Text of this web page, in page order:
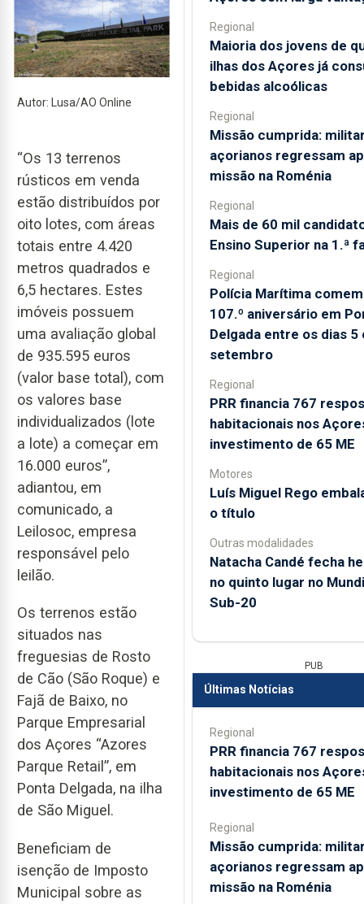
Autor: Lusa/AO Online
“Os 13 terrenos
rústicos em venda
estão distribuídos por
oito lotes, com áreas
totais entre 4.420
metros quadrados e
6,5 hectares. Estes
imóveis possuem
uma avaliação global
de 935.595 euros
(valor base total), com
os valores base
individualizados (lote
a lote) a começar em
16.000 euros”,
adiantou, em
comunicado, a
Leilosoc, empresa
responsável pelo
leilão.
Os terrenos estão
situados nas
freguesias de Rosto
de Cão (São Roque) e
Fajã de Baixo, no
Parque Empresarial
dos Açores “Azores
Parque Retail”, em
Ponta Delgada, na ilha
de São Miguel.
Beneficiam de
isenção de Imposto
Municipal sobre as
Regional
Maioria dos jovens de
ilhas dos Açores já
bebidas alcoólicas
Regional
Missão cumprida:
açorianos regressam
missão na Roménia
Regional
Mais de 60 mil
Ensino Superior na 1.ª
Regional
Polícia Marítima
107.º aniversário em
Delgada entre os dias 5
setembro
Regional
PRR financia 767
habitacionais nos
investimento de 65 ME
Motores
Luís Miguel Rego
o título
Outras modalidades
Natacha Candé fecha
no quinto lugar no
Sub-20
PUB
Últimas Notícias
Regional
PRR financia 767
habitacionais nos
investimento de 65 ME
Regional
Missão cumprida:
açorianos regressam
missão na Roménia